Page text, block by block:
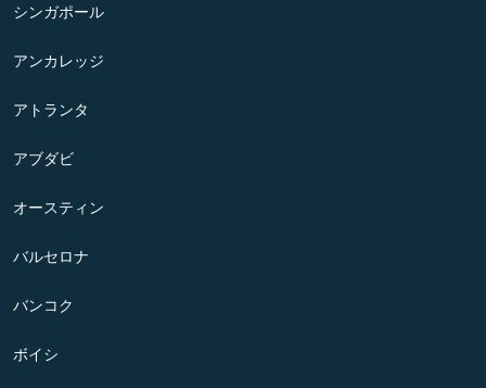
シンガポール
アンカレッジ
アトランタ
アブダビ
オースティン
バルセロナ
バンコク
ボイシ